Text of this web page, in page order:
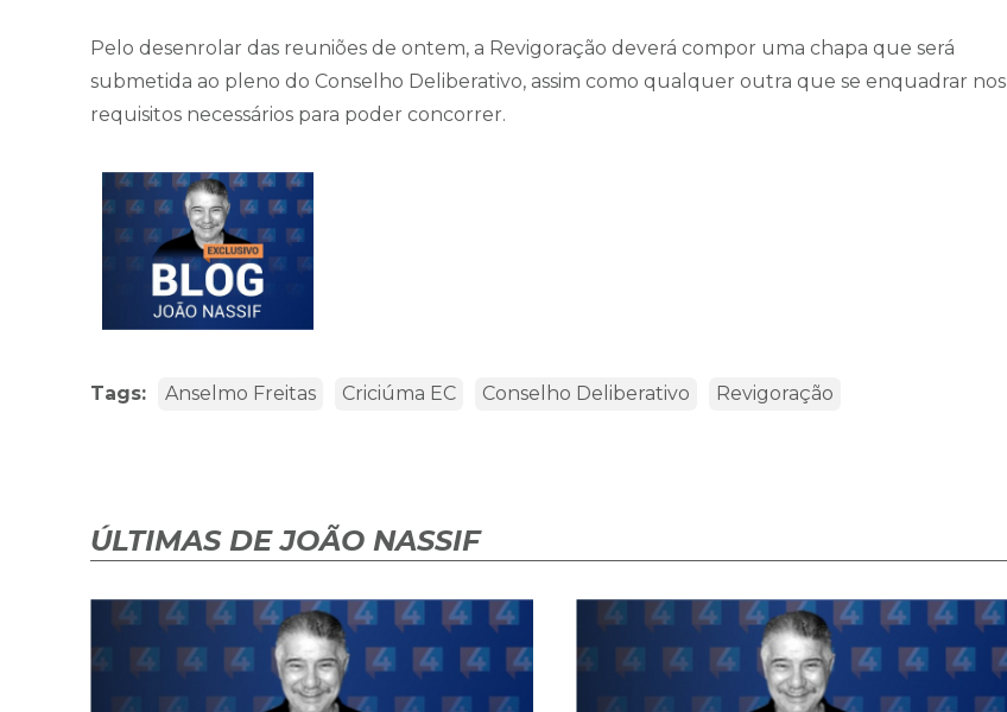
Pelo desenrolar das reuniões de ontem, a Revigoração deverá compor uma chapa que será
submetida ao pleno do Conselho Deliberativo, assim como qualquer outra que se enquadrar nos
requisitos necessários para poder concorrer.
Tags: Anselmo Freitas Criciúma EC Conselho Deliberativo Revigoração
ÚLTIMAS DE JOÃO NASSIF